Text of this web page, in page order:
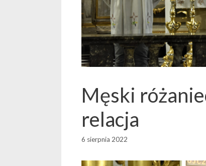
Męski
relacja
6 sierpnia 2022